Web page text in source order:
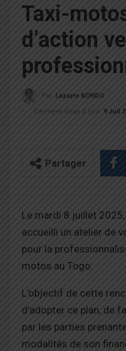
Taxi-
d’action
Par Lazarre KONDO
Dernière mise à jour 9 Juil
Partager
Le mardi 8 juillet
accueilli un atelier de
pour la
motos au Togo.
L’objectif de cette
d’adopter ce plan, de
par les parties
modalités de son